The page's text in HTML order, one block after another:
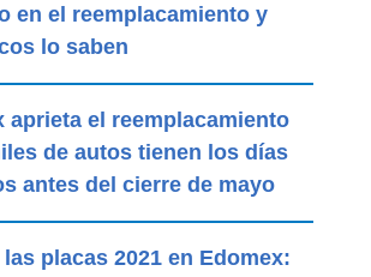
en el reemplacamiento y
lo saben
aprieta el reemplacamiento
de autos tienen los días
antes del cierre de mayo
placas 2021 en Edomex: